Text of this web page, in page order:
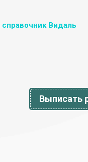
справочник Видаль
Выписать